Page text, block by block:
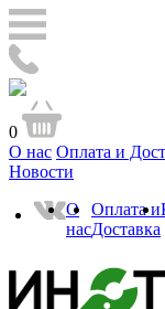
0
О нас Оплата и
Новости
О
нас
Оплата и
Доставка